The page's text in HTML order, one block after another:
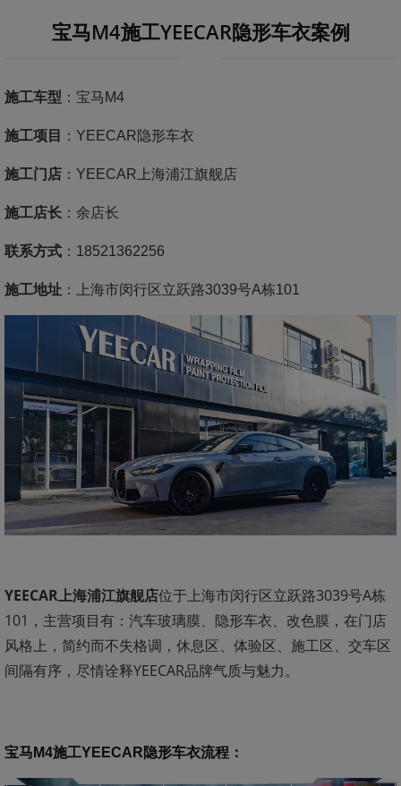
宝马M4施工YEECAR隐形车衣案例
施工车型 ：宝马M4
施工项目 ：YEECAR隐形车衣
施工门店 ：YEECAR上海浦江旗舰店
施工店长 ：余店长
联系方式 ：18521362256
施工地址 ：上海市闵行区立跃路3039号A栋101
YEECAR上海浦江旗舰店位于上海市闵行区立跃路3039号A栋
101，主营项目有：汽车玻璃膜、隐形车衣、改色膜，在门店
风格上，简约而不失格调，休息区、体验区、施工区、交车区
间隔有序，尽情诠释YEECAR品牌气质与魅力。
宝马M4施工YEECAR隐形车衣流程 ：